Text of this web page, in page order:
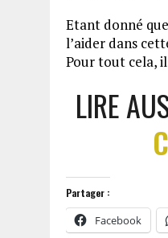
Etant donné
l’aider dans
Pour tout cela,
LIRE
Partager :
Facebook